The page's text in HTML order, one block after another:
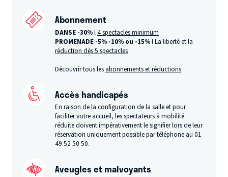
Abonnement
DANSE -30%l4 spectacles minimum
PROMENADE -5% -10% ou -15%l La liberté et la
réduction dès 5 spectacles
Découvrir tous les abonnements et réductions
Accès handicapés
En raison de la configuration de la salle et pour
faciliter votre accueil, les spectateurs à mobilité
réduite doivent impérativement le signifier lors de leur
réservation uniquement possible par téléphone au 01
49 52 50 50.
Aveugles et malvoyants